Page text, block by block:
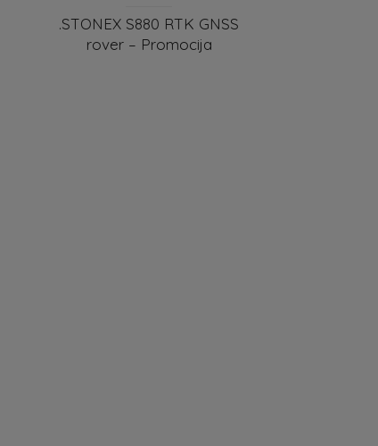
.STONEX S880 RTK GNSS
rover – Promocija